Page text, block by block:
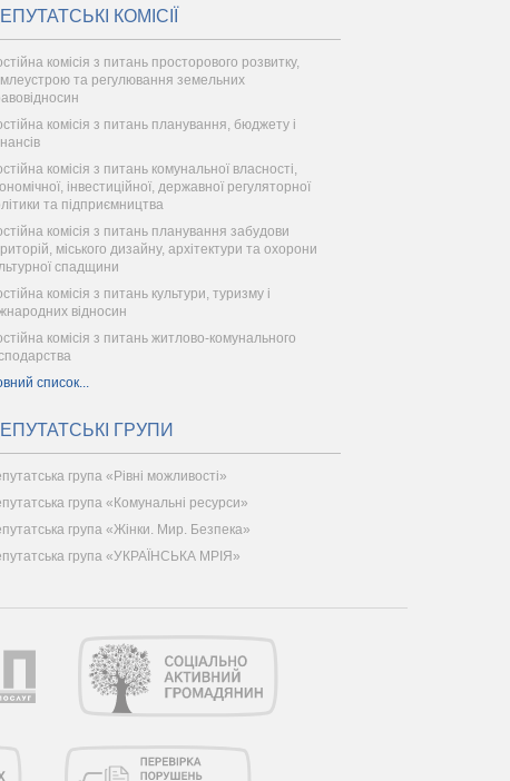
КОМІСІЇ
комісія з питань просторового розвитку,
та регулювання земельних
комісія з питань планування, бюджету і
комісія з питань комунальної власності,
інвестиційної, державної регуляторної
та підприємництва
комісія з питань планування забудови
міського дизайну, архітектури та охорони
спадщини
комісія з питань культури, туризму і
відносин
комісія з питань житлово-комунального
список...
ГРУПИ
група «Рівні можливості»
група «Комунальні ресурси»
група «Жінки. Мир. Безпека»
група «УКРАЇНСЬКА МРІЯ»